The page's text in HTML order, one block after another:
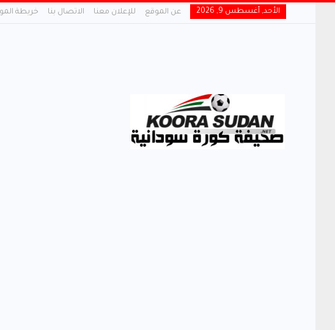
الأحد, أغسطس 9, 2026 عن الموقع للإعلان معنا الاتصال بنا خريطة